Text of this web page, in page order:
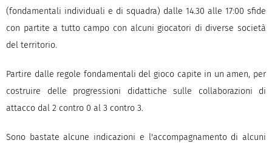
(fondamentali individuali e di squadra) dalle 14.30 alle 17:00 sfide
con partite a tutto campo con alcuni giocatori di diverse società
del territorio.
Partire dalle regole fondamentali del gioco capite in un amen, per
costruire delle progressioni didattiche sulle collaborazioni di
attacco dal 2 contro 0 al 3 contro 3.
Sono bastate alcune indicazioni e l'accompagnamento di alcuni